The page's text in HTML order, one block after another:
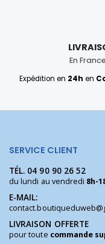
En
Expédition en 24h en
SERVICE CLIENT
TÉL. 04 90 90 26 52
du lundi au vendredi 8h-
E-MAIL:
LIVRAISON OFFERTE
pour toute commande